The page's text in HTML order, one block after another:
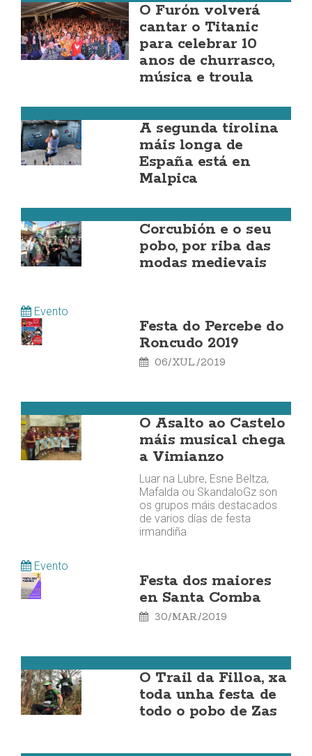
O Furón volverá
cantar o Titanic
para celebrar 10
anos de churrasco,
música e troula
A segunda tirolina
máis longa de
España está en
Malpica
Corcubión e o seu
pobo, por riba das
modas medievais
Evento
Festa do Percebe do
Roncudo 2019
06/XUL./2019
O Asalto ao Castelo
máis musical chega
a Vimianzo
Luar na Lubre, Esne Beltza,
Mafalda ou SkandaloGz son
os grupos máis destacados
de varios días de festa
irmandiña
Evento
Festa dos maiores
en Santa Comba
30/MAR./2019
O Trail da Filloa, xa
toda unha festa de
todo o pobo de Zas